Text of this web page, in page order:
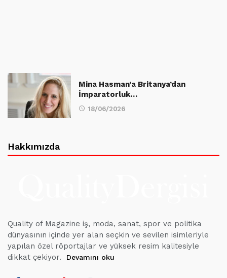
Mina Hasman’a Britanya’dan
İmparatorluk…
18/06/2026
Hakkımızda
Quality of Magazine iş, moda, sanat, spor ve politika
dünyasının içinde yer alan seçkin ve sevilen isimleriyle
yapılan özel röportajlar ve yüksek resim kalitesiyle
dikkat çekiyor.
Devamını oku